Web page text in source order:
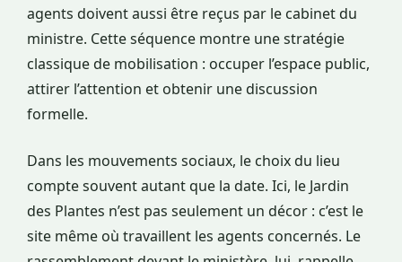
agents doivent aussi être reçus par le cabinet du
ministre. Cette séquence montre une stratégie
classique de mobilisation : occuper l’espace public,
attirer l’attention et obtenir une discussion
formelle.
Dans les mouvements sociaux, le choix du lieu
compte souvent autant que la date. Ici, le Jardin
des Plantes n’est pas seulement un décor : c’est le
site même où travaillent les agents concernés. Le